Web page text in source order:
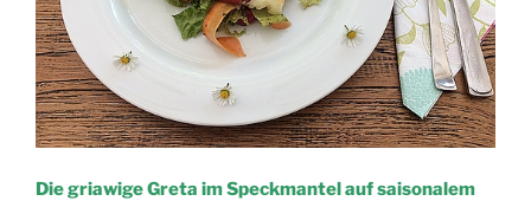
Die griawige Greta im Speckmantel auf saisonalem